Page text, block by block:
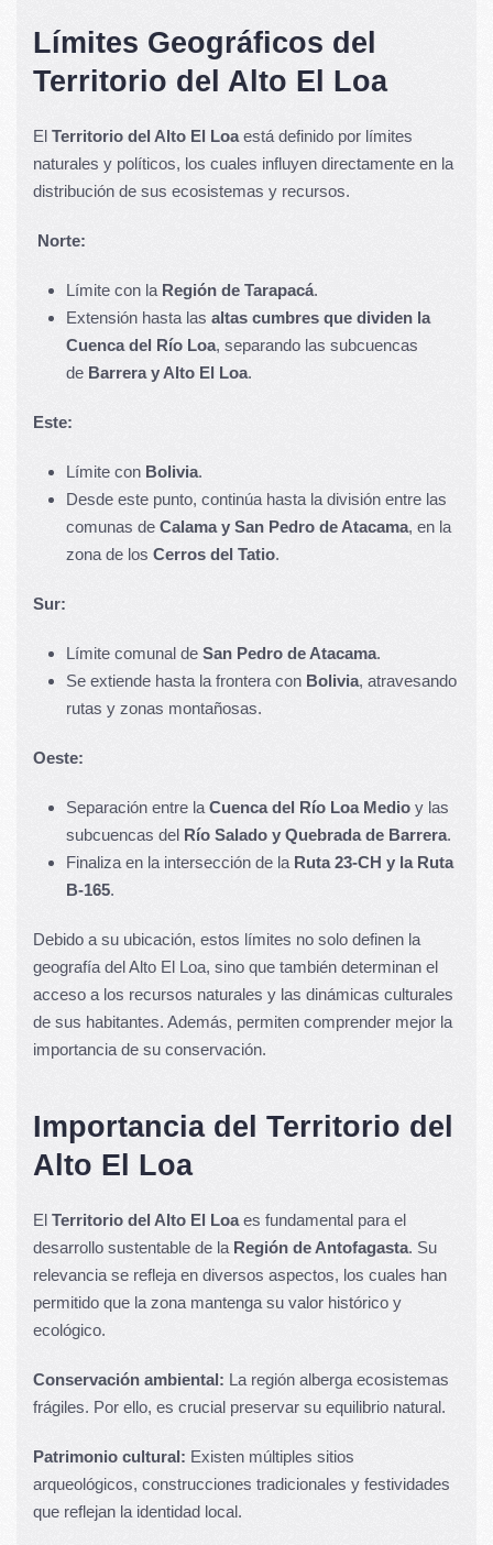
Límites Geográficos del
Territorio del Alto El Loa
El Territorio del Alto El Loaestá definido por límites
naturales y políticos, los cuales influyen directamente en la
distribución de sus ecosistemas y recursos.
Norte:
Límite con la Región de Tarapacá.
Extensión hasta las altas cumbres que dividen la
Cuenca del Río Loa, separando las subcuencas
de Barrera y Alto El Loa.
Este:
Límite con Bolivia.
Desde este punto, continúa hasta la división entre las
comunas de Calama y San Pedro de Atacama, en la
zona de los Cerros del Tatio.
Sur:
Límite comunal de San Pedro de Atacama.
Se extiende hasta la frontera con Bolivia, atravesando
rutas y zonas montañosas.
Oeste:
Separación entre la Cuenca del Río Loa Medio y las
subcuencas del Río Salado y Quebrada de Barrera.
Finaliza en la intersección de la Ruta 23-CH y la Ruta
B-165.
Debido a su ubicación, estos límites no solo definen la
geografía del Alto El Loa, sino que también determinan el
acceso a los recursos naturales y las dinámicas culturales
de sus habitantes. Además, permiten comprender mejor la
importancia de su conservación.
Importancia del Territorio del
Alto El Loa
El Territorio del Alto El Loaes fundamental para el
desarrollo sustentable de la Región de Antofagasta. Su
relevancia se refleja en diversos aspectos, los cuales han
permitido que la zona mantenga su valor histórico y
ecológico.
Conservación ambiental: La región alberga ecosistemas
frágiles. Por ello, es crucial preservar su equilibrio natural.
Patrimonio cultural: Existen múltiples sitios
arqueológicos, construcciones tradicionales y festividades
que reflejan la identidad local.